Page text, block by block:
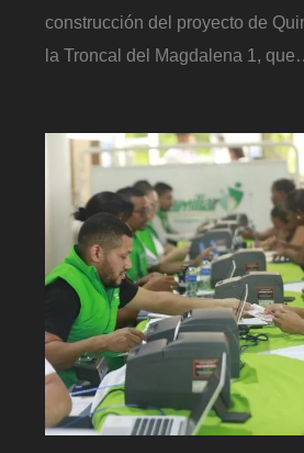
construcción del proyecto de
la Troncal del Magdalena 1,